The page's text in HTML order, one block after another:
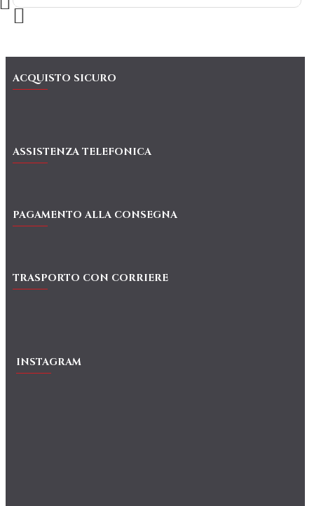
ACQUISTO SICURO
ASSISTENZA TELEFONICA
PAGAMENTO ALLA CONSEGNA
TRASPORTO CON CORRIERE
INSTAGRAM